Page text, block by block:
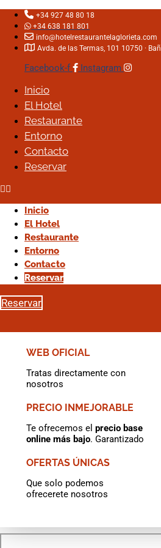
+34 927 48 80 18
+34 638 181 801
info@hotelrestaurantelaglorieta.com
Avda. de las Termas, 101 10750 ·
Facebook-f Instagram
Inicio
El Hotel
Restaurante
Entorno
Contacto
Reservar
Inicio
El Hotel
Restaurante
Entorno
Contacto
Reservar
Inicio
El Hotel
Restaurante
Entorno
Contacto
Reservar
Inicio
El Hotel
Restaurante
Entorno
Contacto
Reservar
Reservar
WEB OFICIAL
Tratas directamente con
nosotros
PRECIO INMEJORABLE
Te ofrecemos el precio base
online más bajo. Garantizado
OFERTAS ÚNICAS
Que solo podemos
ofrecerete nosotros